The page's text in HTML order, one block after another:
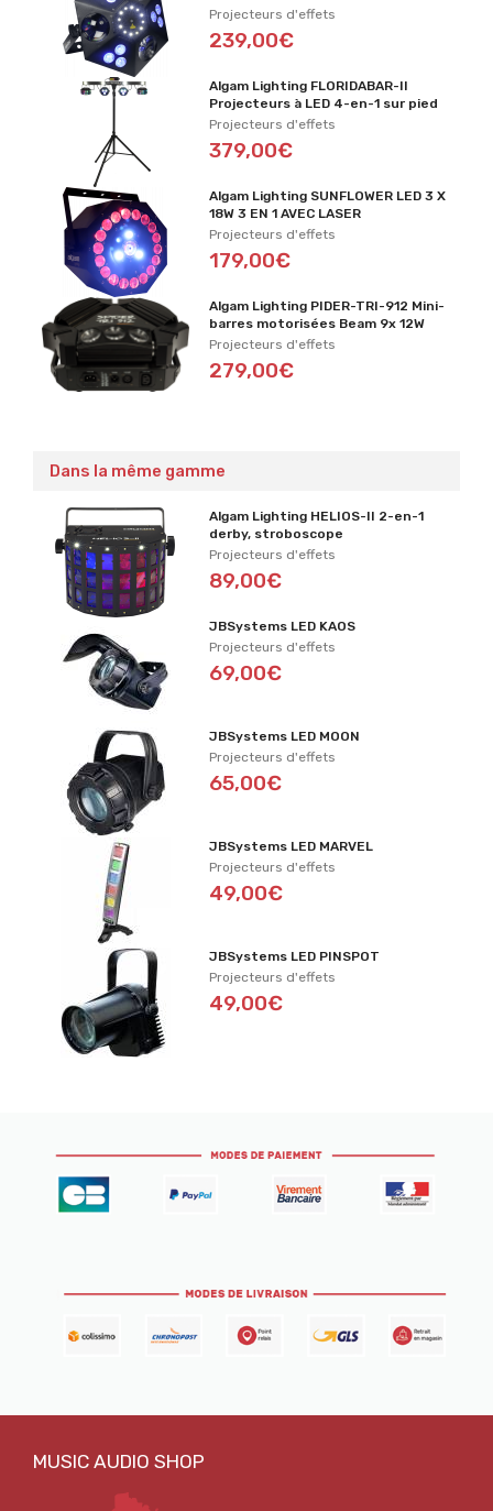
Projecteurs d'effets
239,00€
Algam Lighting FLORIDABAR-II
Projecteurs à LED 4-en-1 sur pied
Projecteurs d'effets
379,00€
Algam Lighting SUNFLOWER LED 3 X
18W 3 EN 1 AVEC LASER
Projecteurs d'effets
179,00€
Algam Lighting PIDER-TRI-912 Mini-
barres motorisées Beam 9x 12W
Projecteurs d'effets
279,00€
Dans la même gamme
Algam Lighting HELIOS-II 2-en-1
derby, stroboscope
Projecteurs d'effets
89,00€
JBSystems LED KAOS
Projecteurs d'effets
69,00€
JBSystems LED MOON
Projecteurs d'effets
65,00€
JBSystems LED MARVEL
Projecteurs d'effets
49,00€
JBSystems LED PINSPOT
Projecteurs d'effets
49,00€